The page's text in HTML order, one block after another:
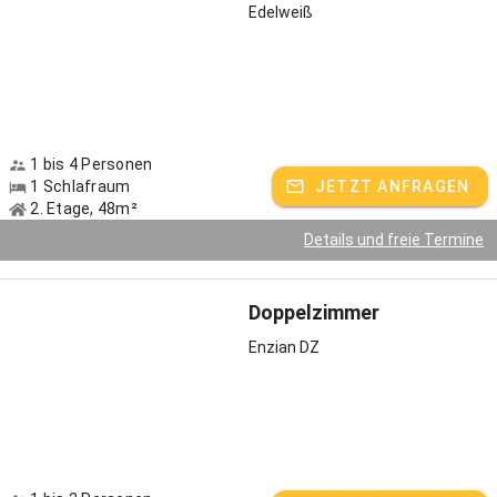
Ein echtes Schmankerl beim Anderlbauer ist der Ausflug auf
unsere „Untere Firstalm“ den wir 1 bis 2 Mal pro Woche im Sommer
unternehmen. Oben holt uns die Sennerin mit dem Jeep ab und
erklärt den Gästen den Alltag auf der Alm. Wir besuchen das
Kondition der Gruppe, einen kleinen Aussichtsplatz. Anschließend
wartet eine zünftige Brotzeit auf der Terrasse mit
leuchten tief verschneit, wenn es knackig kalt wird kann man auf
Edelweiß
1 bis 4 Personen
1 Schlafraum
2. Etage, 48m²
JETZT ANFRAGEN
Details und freie Termine
Doppelzimmer
Enzian DZ